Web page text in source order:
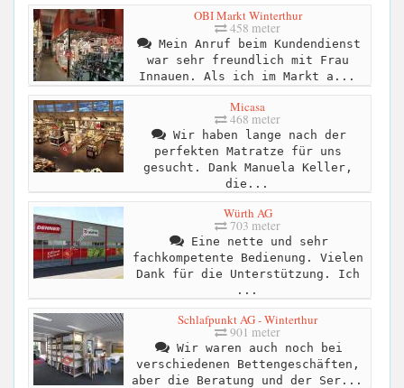
OBI Markt Winterthur
458 meter
Mein Anruf beim Kundendienst
war sehr freundlich mit Frau
Innauen. Als ich im Markt a...
Micasa
468 meter
Wir haben lange nach der
perfekten Matratze für uns
gesucht. Dank Manuela Keller,
die...
Würth AG
703 meter
Eine nette und sehr
fachkompetente Bedienung. Vielen
Dank für die Unterstützung. Ich
...
Schlafpunkt AG - Winterthur
901 meter
Wir waren auch noch bei
verschiedenen Bettengeschäften,
aber die Beratung und der Ser...